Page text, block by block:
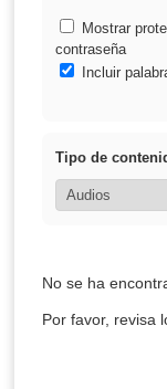
Mostrar
contraseña
Incluir
Tipo de
No se ha
Por favor, revisa